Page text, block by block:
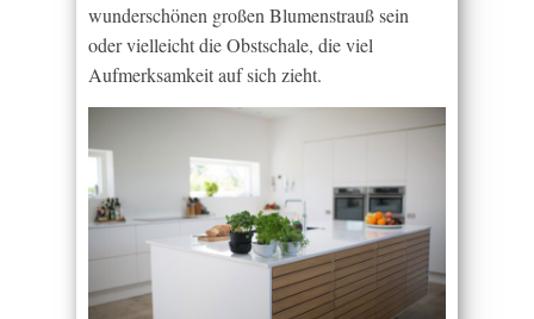
wunderschönen großen Blumenstrauß sein
oder vielleicht die Obstschale, die viel
Aufmerksamkeit auf sich zieht.